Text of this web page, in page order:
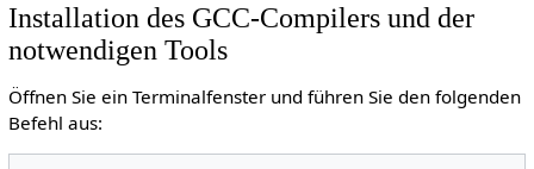
Installation des GCC-Compilers und der
notwendigen Tools
Öffnen Sie ein Terminalfenster und führen Sie den folgenden
Befehl aus: